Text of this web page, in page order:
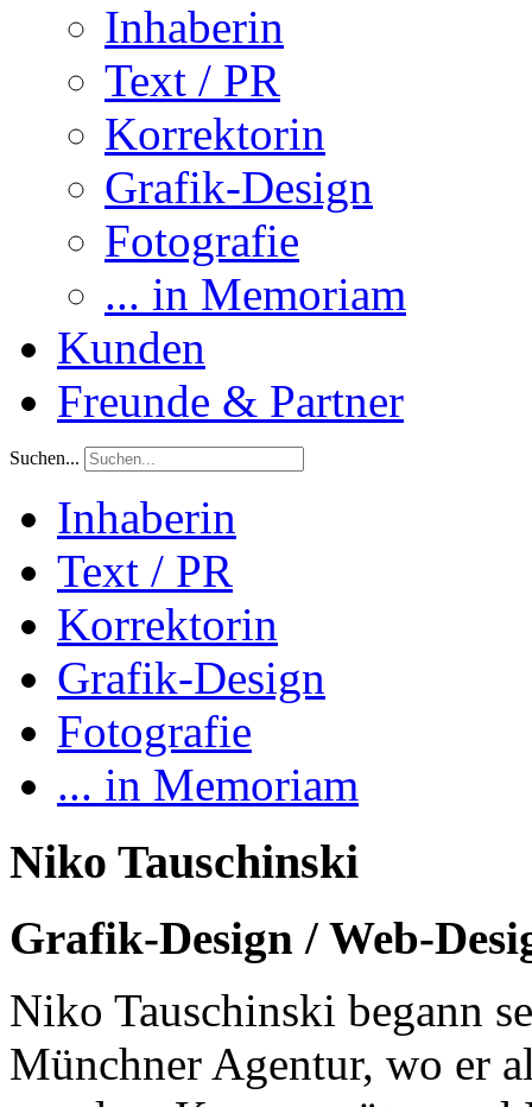
Inhaberin
Text / PR
Korrektorin
Grafik-Design
Fotografie
... in Memoriam
Kunden
Freunde & Partner
Suchen...
Inhaberin
Text / PR
Korrektorin
Grafik-Design
Fotografie
... in Memoriam
Niko Tauschinski
Grafik-Design / Web-
Niko Tauschinski begann
Münchner Agentur, wo er